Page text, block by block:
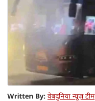
Written By: वेबदुनिया न्यूज़ टीम